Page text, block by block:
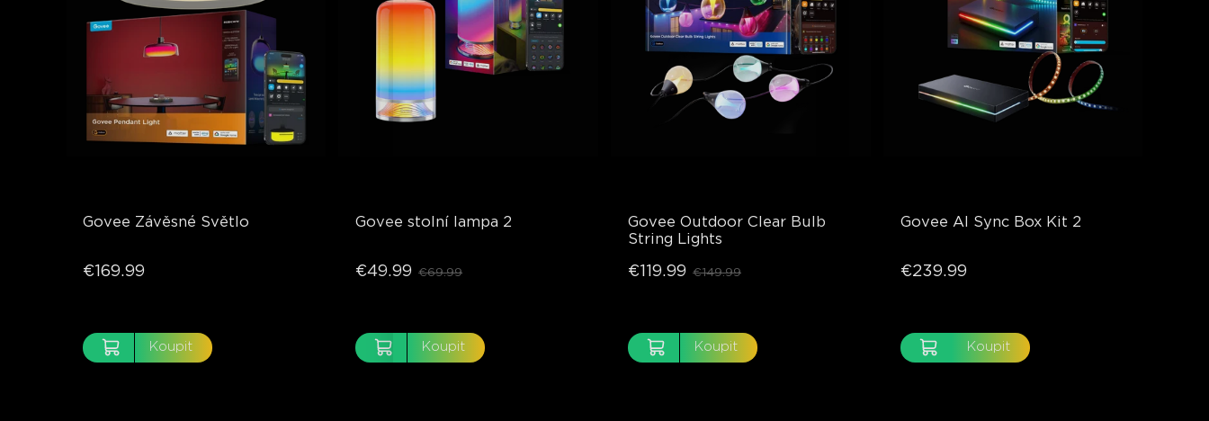
Govee Závěsné Světlo
€169.99
Koupit
Govee stolní lampa 2
€49.99 €69.99
Koupit
Govee Outdoor Clear Bulb
String Lights
€119.99 €149.99
Koupit
Govee AI Sync Box Kit 2
€239.99
Koupit